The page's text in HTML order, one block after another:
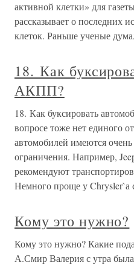
активной клетки» для
рассказывает о последних
клеток. Раньше ученые
18. Как
АКПП?
18. Как буксировать
вопросе тоже нет единого
автомобилей имеются
ограничения. Например,
рекомендуют
Немного проще у Chrysler`а
Кому это нужно?
Кому это нужно? Какие
А.Смир Валерия с утра